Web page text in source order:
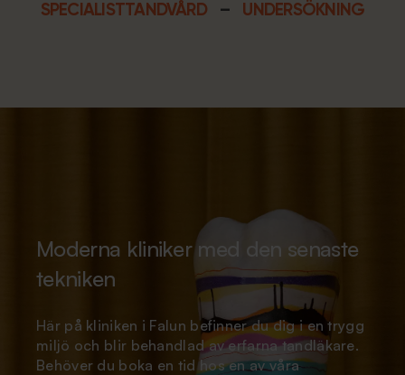
SPECIALISTTANDVÅRD – UNDERSÖKNING
Moderna kliniker med den senaste
tekniken
Här på kliniken i Falun befinner du dig i en trygg
miljö och blir behandlad av erfarna tandläkare.
Behöver du boka en tid hos en av våra